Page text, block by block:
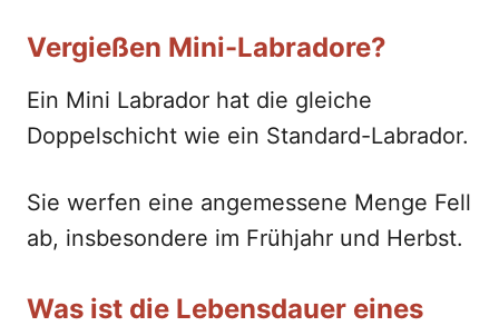
Vergießen Mini-Labradore?
Ein Mini Labrador hat die gleiche
Doppelschicht wie ein Standard-Labrador.
Sie werfen eine angemessene Menge Fell
ab, insbesondere im Frühjahr und Herbst.
Was ist die Lebensdauer eines